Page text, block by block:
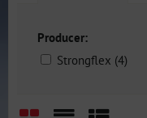
Producer:
Strongflex (4)